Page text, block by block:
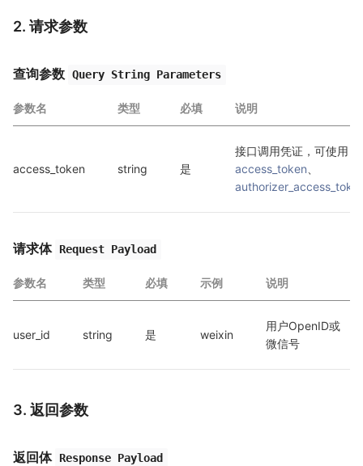
2. 请求参数
查询参数 Query String Parameters
参数名 类型 必填 说明
access_token string 是
access_token
请求体 Request Payload
参数名 类型 必填 示例 说明
user_id string 是 weixin
用户OpenID或
微信号
3. 返回参数
返回体 Response Payload